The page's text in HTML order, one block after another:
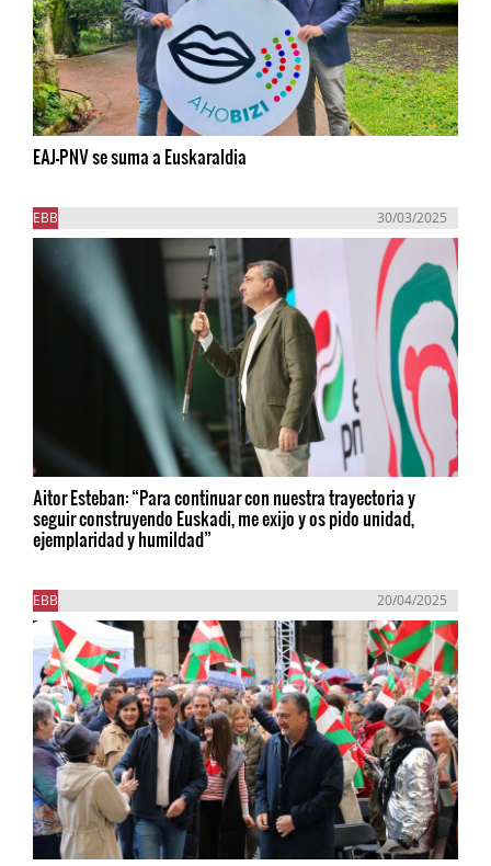
EAJ-PNV se suma a Euskaraldia
EBB 30/03/2025
Aitor Esteban: “Para continuar con nuestra trayectoria y
seguir construyendo Euskadi, me exijo y os pido unidad,
ejemplaridad y humildad”
EBB 20/04/2025